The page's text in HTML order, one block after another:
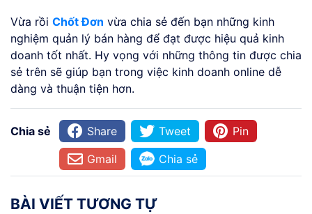
Vừa rồi Chốt Đơn vừa chia sẻ đến bạn những kinh
nghiệm quản lý bán hàng để đạt được hiệu quả kinh
doanh tốt nhất. Hy vọng với những thông tin được chia
sẻ trên sẽ giúp bạn trong việc kinh doanh online dễ
dàng và thuận tiện hơn.
Chia sẻ Share Tweet
Pin
Gmail
Chia sẻ
BÀI VIẾT TƯƠNG TỰ